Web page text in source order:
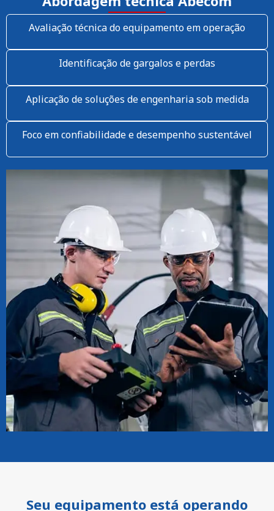
Avaliação técnica do equipamento em operação
Identificação de gargalos e perdas
Aplicação de soluções de engenharia sob medida
Foco em confiabilidade e desempenho sustentável
Seu equipamento está operando